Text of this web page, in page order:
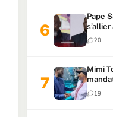
Pape
20
Mimi
faire
19